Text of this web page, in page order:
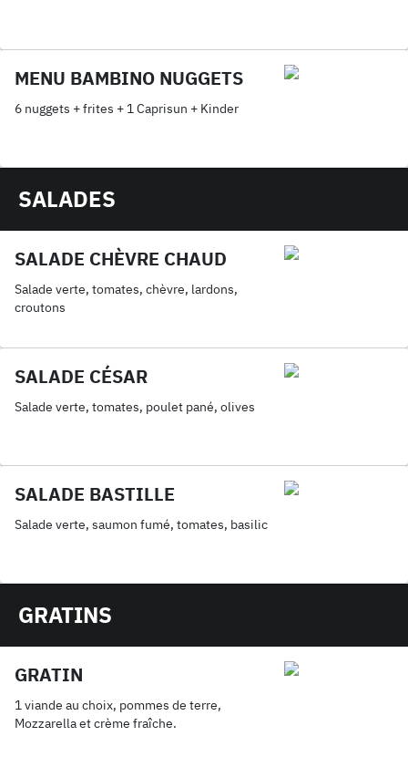
MENU BAMBINO NUGGETS
6 nuggets + frites + 1 Caprisun + Kinder
SALADES
SALADE CHÈVRE CHAUD
Salade verte, tomates, chèvre, lardons,
croutons
SALADE CÉSAR
Salade verte, tomates, poulet pané, olives
SALADE BASTILLE
Salade verte, saumon fumé, tomates, basilic
GRATINS
GRATIN
1 viande au choix, pommes de terre,
Mozzarella et crème fraîche.